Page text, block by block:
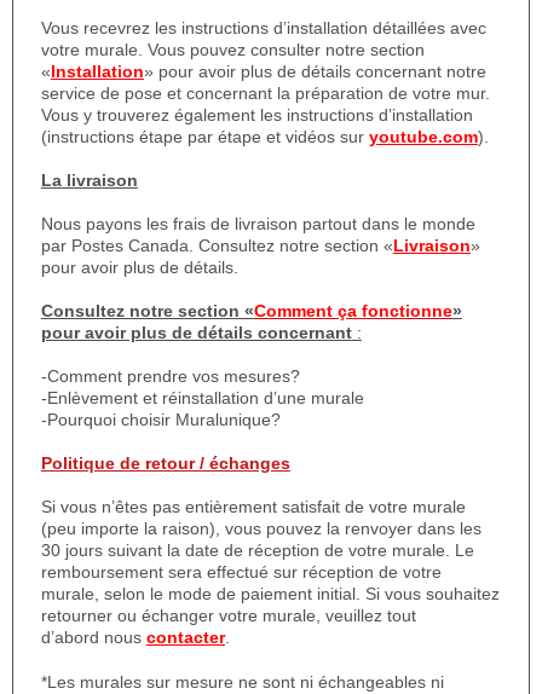
Vous recevrez les instructions d’installation détaillées avec
votre murale. Vous pouvez consulter notre section
«Installation» pour avoir plus de détails concernant notre
service de pose et concernant la préparation de votre mur.
Vous y trouverez également les instructions d’installation
(instructions étape par étape et vidéos sur youtube.com).
La livraison
Nous payons les frais de livraison partout dans le monde
par Postes Canada. Consultez notre section «Livraison»
pour avoir plus de détails.
Consultez notre section «Comment ça fonctionne»
pour avoir plus de détails concernant:
-Comment prendre vos mesures?
-Enlèvement et réinstallation d’une murale
-Pourquoi choisir Muralunique?
Politique de retour / échanges
Si vous n’êtes pas entièrement satisfait de votre murale
(peu importe la raison), vous pouvez la renvoyer dans les
30 jours suivant la date de réception de votre murale. Le
remboursement sera effectué sur réception de votre
murale, selon le mode de paiement initial. Si vous souhaitez
retourner ou échanger votre murale, veuillez tout
d’abord nous contacter.
*Les murales sur mesure ne sont ni échangeables ni